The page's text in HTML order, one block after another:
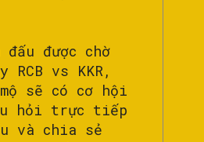
được chờ
vs KKR,
sẽ có cơ hội
hỏi trực tiếp
và chia sẻ